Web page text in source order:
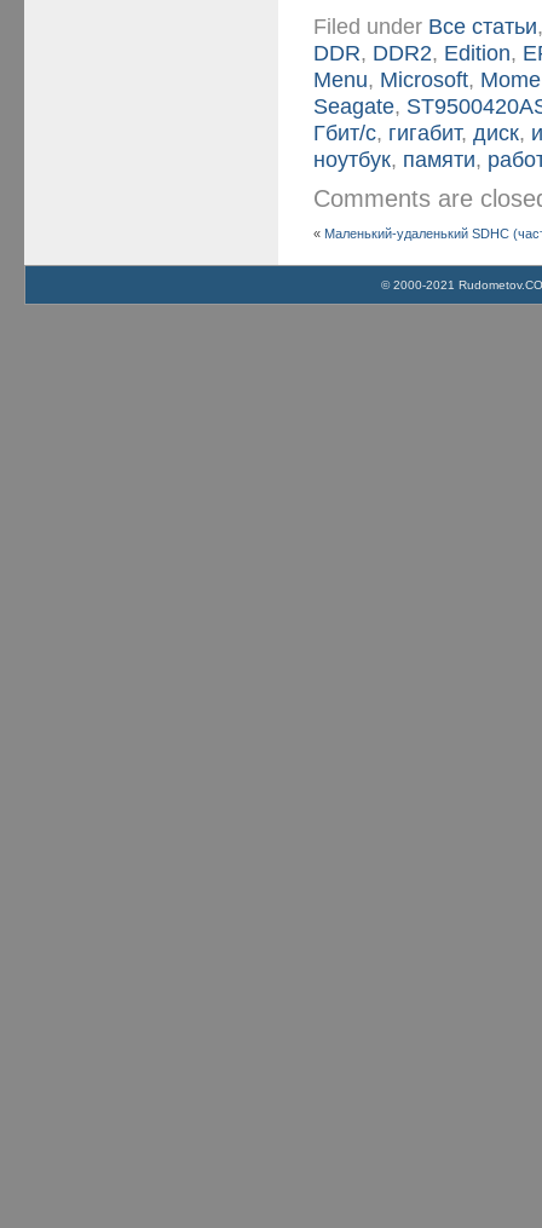
Filed under Все статьи
DDR, DDR2, Edition,
Menu, Microsoft,
Seagate,
Гбит/с, гигабит,диск,
ноутбук, памяти,
Comments are
« Маленький-удаленький SDHC
© 2000-2021